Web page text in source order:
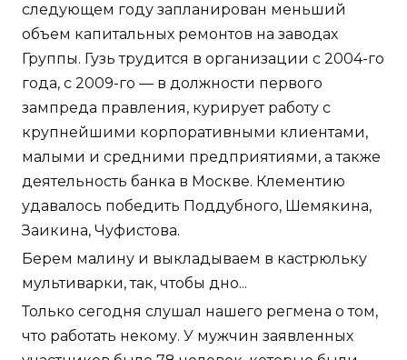
следующем году запланирован меньший
объем капитальных ремонтов на заводах
Группы. Гузь трудится в организации с 2004-го
года, с 2009-го — в должности первого
зампреда правления, курирует работу с
крупнейшими корпоративными клиентами,
малыми и средними предприятиями, а также
деятельность банка в Москве. Клементию
удавалось победить Поддубного, Шемякина,
Заикина, Чуфистова.
Берем малину и выкладываем в кастрюльку
мультиварки, так, чтобы дно...
Только сегодня слушал нашего регмена о том,
что работать некому. У мужчин заявленных